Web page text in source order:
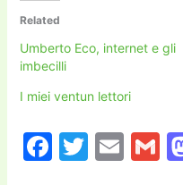
Related
Umberto Eco, internet e gli
imbecilli
I miei ventun lettori
F
T
E
G